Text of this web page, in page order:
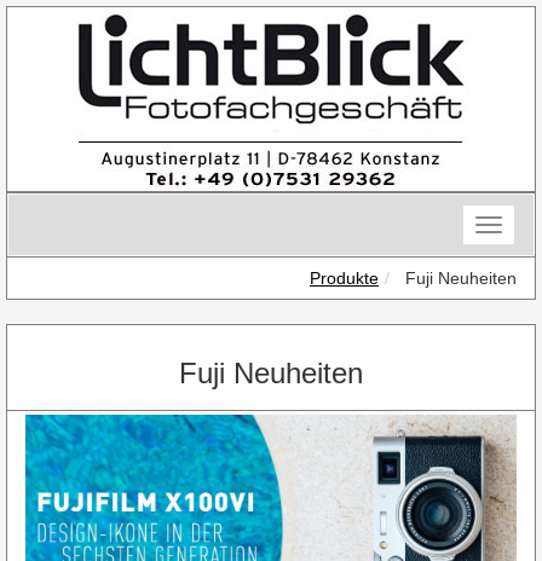
Toggle
Produkte
Fuji Neuheiten
Fuji Neuheiten